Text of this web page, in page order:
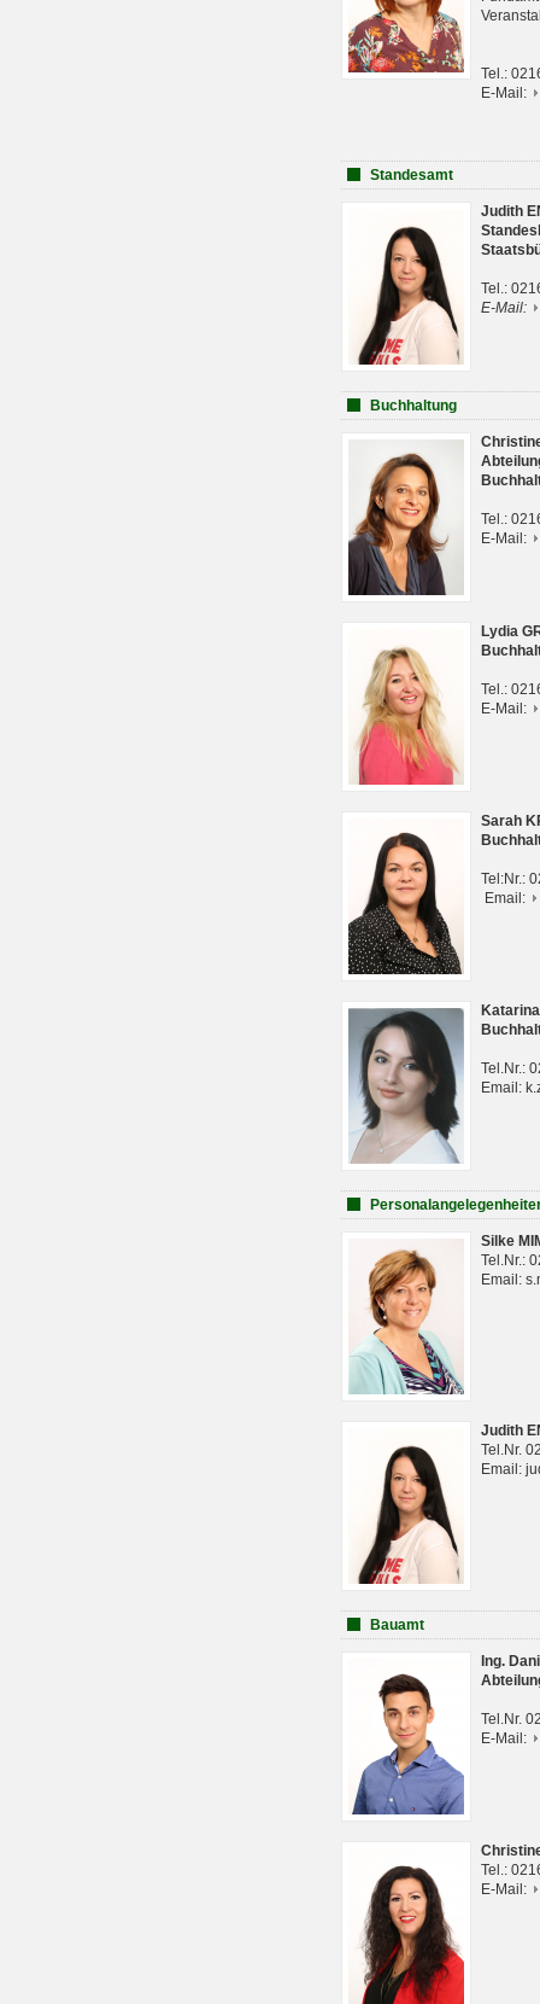
Tel.:
E-Mail:
Standesamt
Judith
Tel.:
E-Mail:
Buchhaltung
Tel.:
E-Mail:
Lydia
Tel.:
E-Mail:
Sarah
Tel:Nr.:
Email:
Tel.Nr.:
Email:
Silke
Tel.Nr.:
Email:
Judith
Tel.Nr.
Email:
Bauamt
Ing.
Tel.Nr.
E-Mail:
Tel.:
E-Mail: